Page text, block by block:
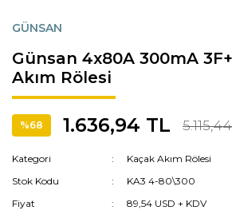
GÜNSAN
Günsan 4x80A 300mA
Akım Rölesi
%68 1.636,94 TL
Kategori
Kaçak Akım Rölesi
Stok Kodu
KA3 4-80\300
Fiyat
89,54 USD + KDV